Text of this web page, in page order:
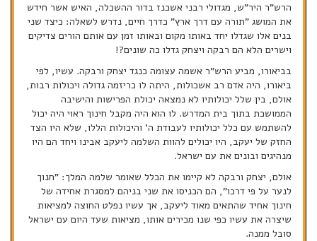
הרש"ר היר"ש, מגדולי רבני אשכנז בדור ההשכלה, האיש אשר חידש
את המושג "תורה עם דרך ארץ" כדרך חיים, נדרש לשאלה: כיצד שני
בנים אלו שגדלו יחד באותו מקום ובאותו זמן עם אותם הורים צדיקים
וישרים הלא הם רבקה ויצחק גדלו כה שונים?!
בביאורו, מביע הרש"ר אשמה עצומה כנגד יצחק ורבקה. עשיו, לפי
ביאורו, היה אדם רב אשכולות, היתה לו כריזמה גדולה ויכולות רבות,
אולם, בין שלל יכולותיו לא נמצאה יכולת הפרישות והישיבה
הממושכת בתוך בית המדרש. לו הוא היה מקבל חינוך ראוי היה יכול
להשתמש עם כלל יכולותיו לעבודת ה' והיכולות הללו, שלא היו הצד
החזק של יעקב, היו יכולים להוות השלמה ליעקב אבינו ויחד הם היו
מנהיגים ובונים את עם ישראל.
אולם, יצחק ורבקה לא קיימו את הכלל שאומר שלמה המלך: "חנוך
לנער על פי דרכו", הם הכניסו את שני בניהם למסגרת אחידה של
חינוך אחיד שהתאים מאוד ליעקב, אך עשיו נפלט החוצה למציאות
שיצרה את עשיו כפי שנו מכירים אותו, מציאות שעד היום עם ישראל
סובל ממנה.